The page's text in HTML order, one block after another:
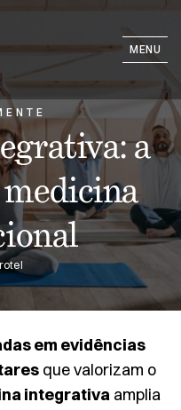
MENU
a
medicina
em evidências
que valorizam o
integrativa amplia